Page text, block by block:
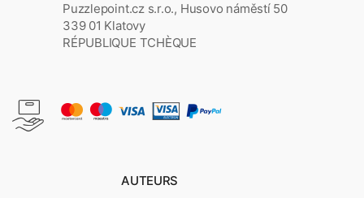
Puzzlepoint.cz s.r.o., Husovo náměstí 50
339 01 Klatovy
RÉPUBLIQUE TCHÈQUE
AUTEURS